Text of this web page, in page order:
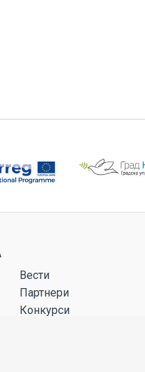
Вести
Партнери
Конкурси